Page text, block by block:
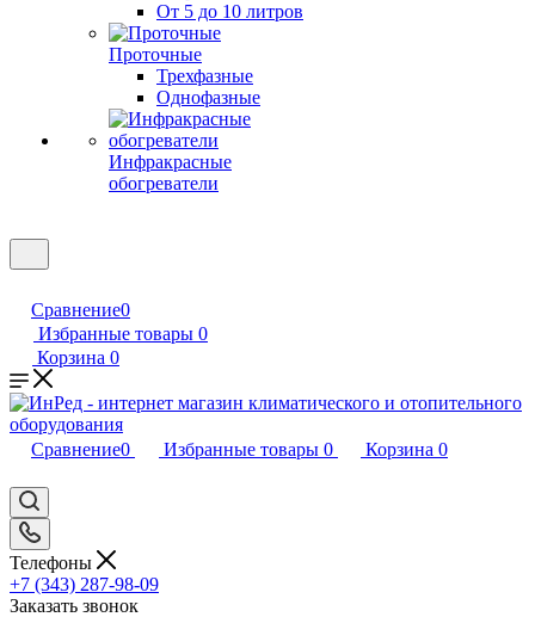
От 5 до 10 литров
Проточные
Трехфазные
Однофазные
Инфракрасные
обогреватели
Сравнение0
Избранные товары 0
Корзина 0
Сравнение0 Избранные товары 0 Корзина 0
Телефоны
+7 (343) 287-98-09
Заказать звонок